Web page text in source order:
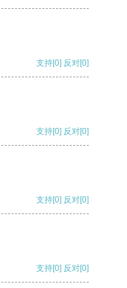
支持[0] 反对[0]
支持[0] 反对[0]
支持[0] 反对[0]
支持[0] 反对[0]